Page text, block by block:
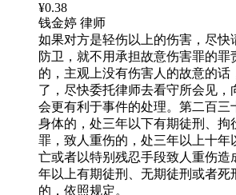
¥0.38
钱金婷 律师
如果对方是轻伤以上的伤害，尽快
防卫，就不用承担故意伤害罪的罪
的，主观上没有伤害人的故意的话
了，尽快委托律师去看守所会见，
会更有利于事件的处理。第二百三
身体的，处三年以下有期徒刑、拘
罪，致人重伤的，处三年以上十年
亡或者以特别残忍手段致人重伤造
年以上有期徒刑、无期徒刑或者死
的，依照规定。